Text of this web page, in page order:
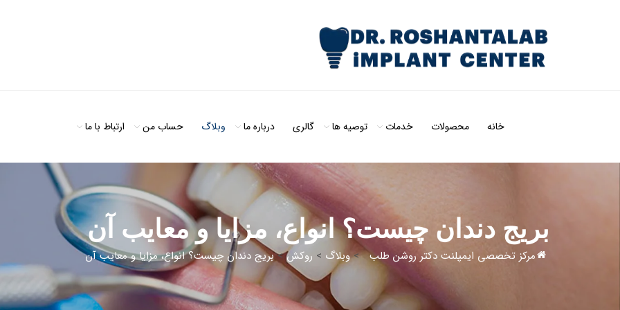
خانه محصولات خدمات توصیه ها گالری درباره ما وبلاگ حساب من ارتباط با ما
بریج دندان چیست؟ انواع، مزایا و معایب آن
مرکز تخصصی ایمپلنت دکتر روشن طلب >وبلاگ > روکش>بریج دندان چیست؟ انواع، مزایا و معایب آن